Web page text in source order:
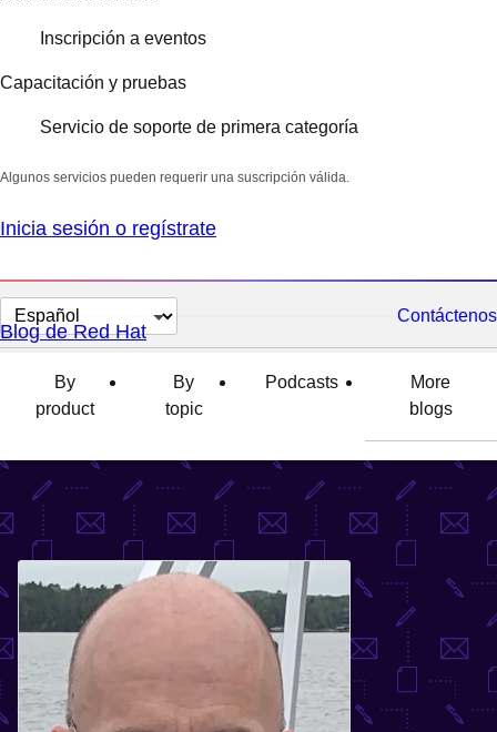
Inscripción a eventos
Capacitación y pruebas
Servicio de soporte de primera categoría
Algunos servicios pueden requerir una suscripción válida.
Inicia sesión o regístrate
Cambiar
el
idioma
Contáctenos
Blog de Red Hat
By
product
By
topic
Podcasts
More
blogs